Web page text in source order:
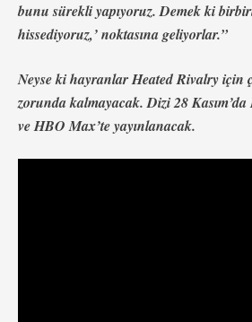
bunu sürekli yapıyoruz. Demek ki
hissediyoruz,’ noktasına geliyorlar.”
Neyse ki hayranlarHeated Rivalryiçin
zorunda kalmayacak. Dizi 28 Kasım’da
ve HBO Max’te yayınlanacak.